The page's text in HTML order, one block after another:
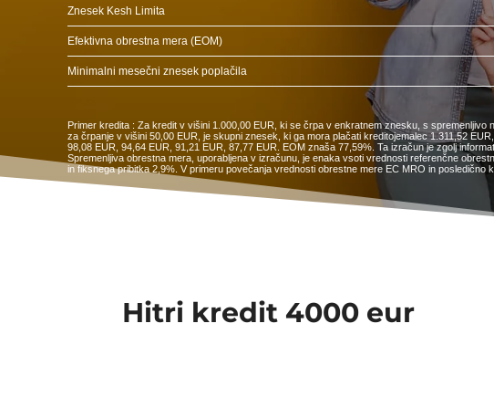
Znesek Kesh Limita
Efektivna obrestna mera (EOM)
Minimalni mesečni znesek poplačila
Primer kredita : Za kredit v višini 1.000,00 EUR, ki se črpa v enkratnem znesku, s
za črpanje v višini 50,00 EUR, je skupni znesek, ki ga mora plačati kreditojemalec 1.311,52
98,08 EUR, 94,64 EUR, 91,21 EUR, 87,77 EUR. EOM znaša 77,59%. Ta izračun je zgolj
Spremenljiva obrestna mera, uporabljena v izračunu, je enaka vsoti vrednosti referenčne
in fiksnega pribitka 2,9%. V primeru povečanja vrednosti obrestne mere EC MRO in
Hitri kredit 4000 eur